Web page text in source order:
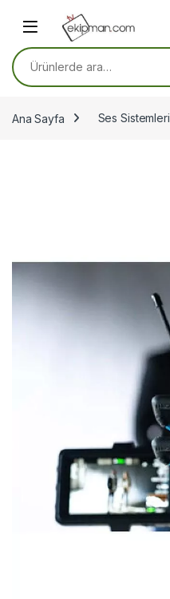
Ara:
Ana Sayfa Ses Sistemleri